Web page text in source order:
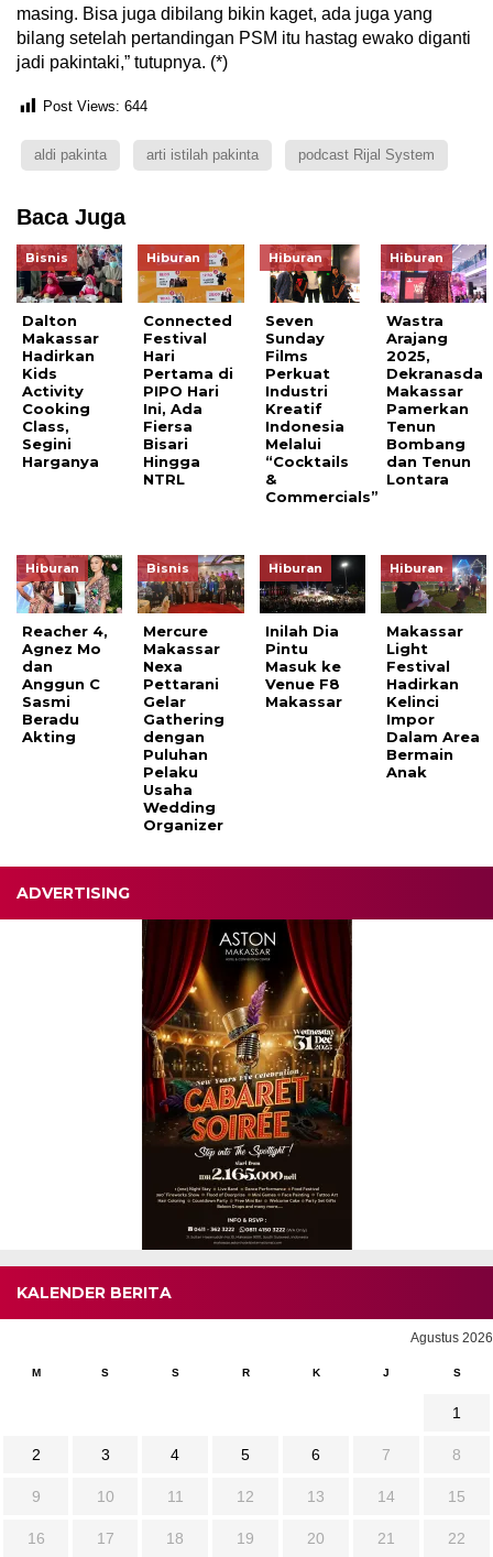
masing. Bisa juga dibilang bikin kaget, ada juga yang
bilang setelah pertandingan PSM itu hastag ewako diganti
jadi pakintaki,” tutupnya. (*)
Post Views: 644
aldi pakinta arti istilah pakinta podcast Rijal System
Baca Juga
Bisnis
Dalton
Makassar
Hadirkan
Kids
Activity
Cooking
Class,
Segini
Harganya
Hiburan
Connected
Festival
Hari
Pertama di
PIPO Hari
Ini, Ada
Fiersa
Bisari
Hingga
NTRL
Hiburan
Seven
Sunday
Films
Perkuat
Industri
Kreatif
Indonesia
Melalui
“Cocktails
&
Commercials”
Hiburan
Wastra
Arajang
2025,
Dekranasda
Makassar
Pamerkan
Tenun
Bombang
dan Tenun
Lontara
Hiburan
Reacher 4,
Agnez Mo
dan
Anggun C
Sasmi
Beradu
Akting
Bisnis
Mercure
Makassar
Nexa
Pettarani
Gelar
Gathering
dengan
Puluhan
Pelaku
Usaha
Wedding
Organizer
Hiburan
Inilah Dia
Pintu
Masuk ke
Venue F8
Makassar
Hiburan
Makassar
Light
Festival
Hadirkan
Kelinci
Impor
Dalam Area
Bermain
Anak
ADVERTISING
KALENDER BERITA
Agustus 2026
M S S R K J S
1
2 3 4 5 6 7 8
9 10 11 12 13 14 15
16 17 18 19 20 21 22